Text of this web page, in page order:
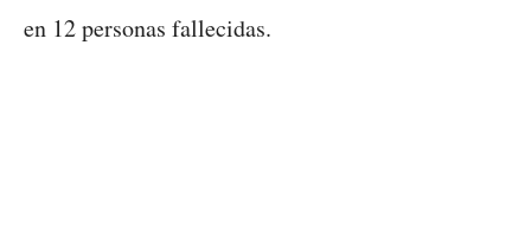
en 12 personas fallecidas.